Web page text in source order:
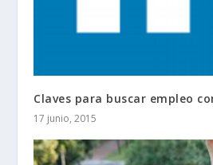
Claves para buscar empleo
17 junio, 2015